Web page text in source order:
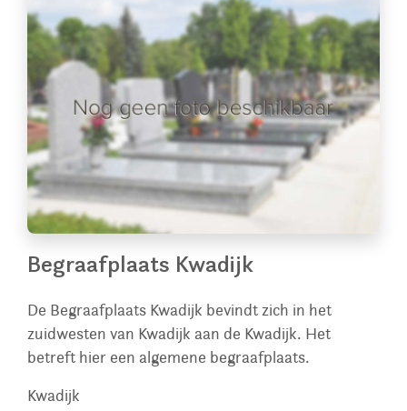
Begraafplaats Kwadijk
De Begraafplaats Kwadijk bevindt zich in het
zuidwesten van Kwadijk aan de Kwadijk. Het
betreft hier een algemene begraafplaats.
Kwadijk